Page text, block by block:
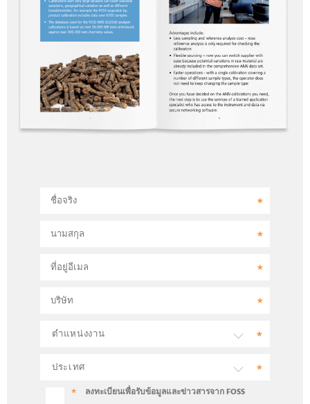
ชื่อจริง
นามสกุล
ที่อยู่อีเมล
บริษัท
ลงทะเบียนเพื่อรับข้อมูลและข่าวสารจาก FOSS